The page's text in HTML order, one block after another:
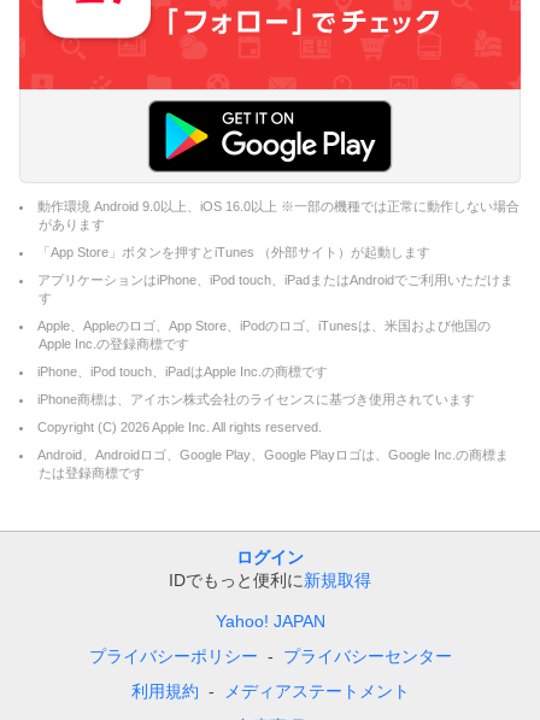
動作環境 Android 9.0以上、iOS 16.0以上 ※一部の機種では正常に動作しない場合
があります
「App Store」ボタンを押すとiTunes （外部サイト）が起動します
アプリケーションはiPhone、iPod touch、iPadまたはAndroidでご利用いただけま
す
Apple、Appleのロゴ、App Store、iPodのロゴ、iTunesは、米国および他国の
Apple Inc.の登録商標です
iPhone、iPod touch、iPadはApple Inc.の商標です
iPhone商標は、アイホン株式会社のライセンスに基づき使用されています
Copyright (C) 2026Apple Inc. All rights reserved.
Android、Androidロゴ、Google Play、Google Playロゴは、Google Inc.の商標ま
たは登録商標です
ログイン
IDでもっと便利に新規取得
Yahoo! JAPAN
プライバシーポリシー
プライバシーセンター
利用規約
メディアステートメント